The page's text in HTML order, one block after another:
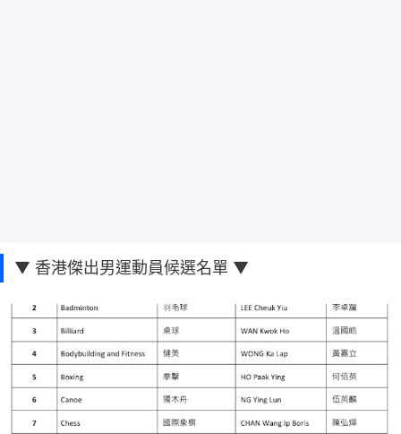
▼ 香港傑出男運動員候選名單 ▼